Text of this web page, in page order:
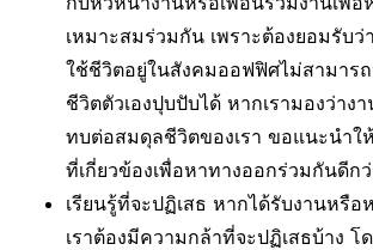
เหมาะสมร่วมกัน เพราะต้องยอมรับว่
ใช้ชีวิตอยู่ในสังคมออฟฟิศไม่สามารถ
ชีวิตตัวเองปุบปับได้ หากเรามองว่าง
ทบต่อสมดุลชีวิตของเรา ขอแนะนำ
ที่เกี่ยวข้องเพื่อหาทางออกร่วมกันดีก
เรียนรู้ที่จะปฏิเสธ หากได้รับงานหรื
เราต้องมีความกล้าที่จะปฏิเสธบ้าง โ